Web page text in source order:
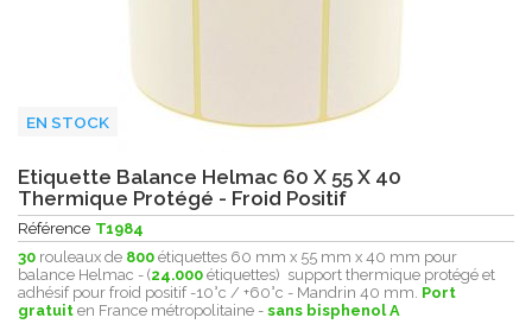
EN STOCK
Etiquette Balance Helmac 60 X 55 X 40
Thermique Protégé - Froid Positif
Référence T1984
30 rouleaux de 800 étiquettes 60 mm x 55 mm x 40 mm pour
balance Helmac - (24.000 étiquettes) support thermique protégé et
adhésif pour froid positif -10°c / +60°c - Mandrin 40 mm. Port
gratuit en France métropolitaine - sans bisphenol A